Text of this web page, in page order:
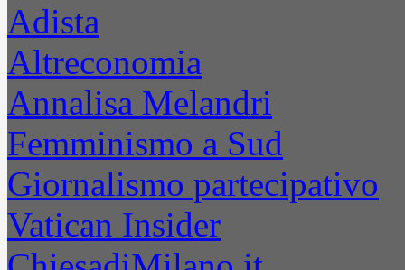
Adista
Altreconomia
Annalisa Melandri
Femminismo a Sud
Giornalismo partecipativo
Vatican Insider